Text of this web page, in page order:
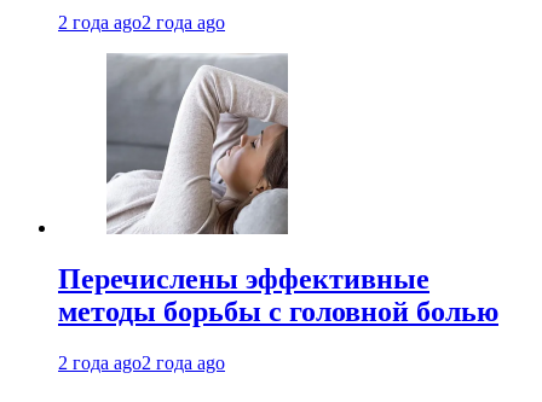
2 года ago2 года ago
Перечислены эффективные
методы борьбы с головной болью
2 года ago2 года ago